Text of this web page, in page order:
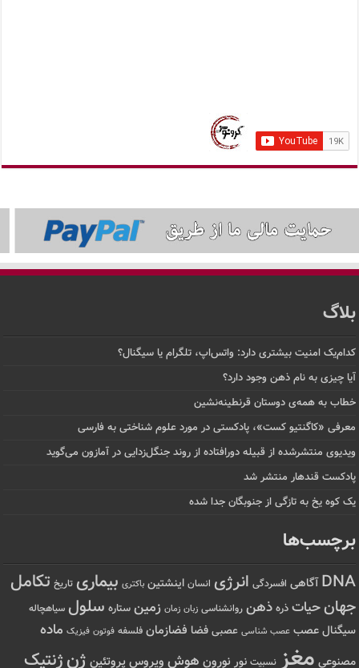
بلاگ
کدام‌یک امنیت بیشتری دارد: واتس‌اپ، تلگرام یا سیگنال؟
آیا چیزی به نام ذهن وجود دارد؟
خطاب به همه‌ی دوستان قرنطینه‌نشین
معرفی «کاگنتیو کست»، پادکستی در مورد علوم شناختی به فارسی
ویدیوی منتشرشده از قبیله دورافتاده‌ از روند جنگل‌زدایی در آمازون می‌گوید
پادکست قندهار منتشر شد
یک کوه یخ به تازگی از جنوبگان جدا شده
برچسب‌ها
DNA آگاهی افسردگی انرژی انسان اینشتین باکتری بیماری تاریخ تکامل
جهانحیات ذره ذهن روانشناسی زبان زمان زمین ستاره سلول سیاهچاله
سیگنال عصب عصب شناسی عصبی فضا فضازمان فلسفه فوتون فیزیک ماده
مصنوعی مغز نسبیت نور نورون هوش ویروس پروتئین ژنژنتیک